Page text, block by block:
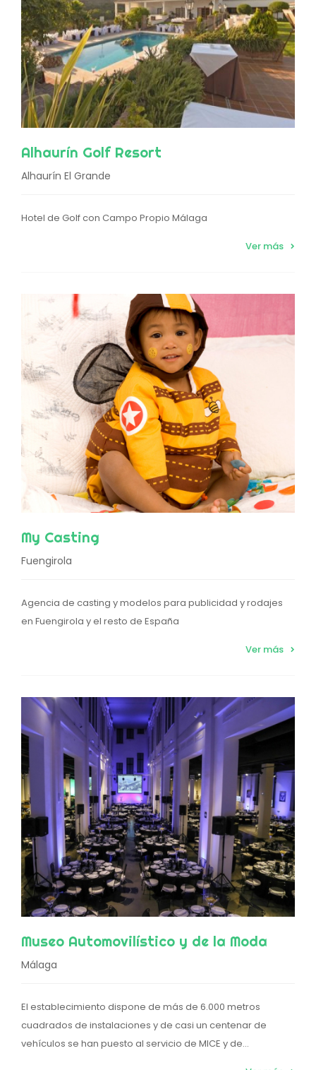
Alhaurín Golf Resort
Alhaurín El Grande
Hotel de Golf con Campo Propio Málaga
Ver más
My Casting
Fuengirola
Agencia de casting y modelos para publicidad y rodajes
en Fuengirola y el resto de España
Ver más
Museo Automovilístico y de la Moda
Málaga
El establecimiento dispone de más de 6.000 metros
cuadrados de instalaciones y de casi un centenar de
vehículos se han puesto al servicio de MICE y de...